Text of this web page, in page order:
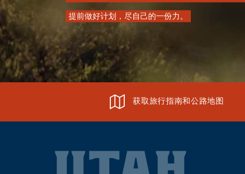
提前做好计划，尽自己的一份力。
获取旅行指南和公路地图